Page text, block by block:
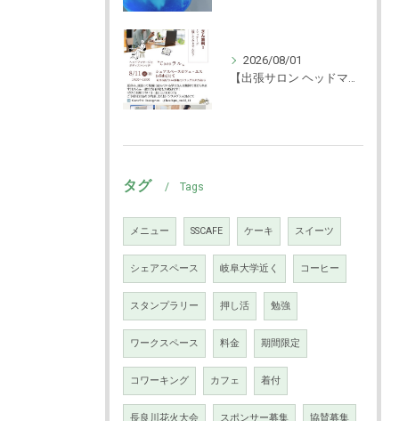
2026/08/01
【出張サロン ヘッドマッサージ体験！】
タグ Tags
メニュー SSCAFE ケーキ スイーツ
シェアスペース 岐阜大学近く コーヒー
スタンプラリー 押し活 勉強
ワークスペース 料金 期間限定
コワーキング カフェ 着付
長良川花火大会 スポンサー募集 協賛募集